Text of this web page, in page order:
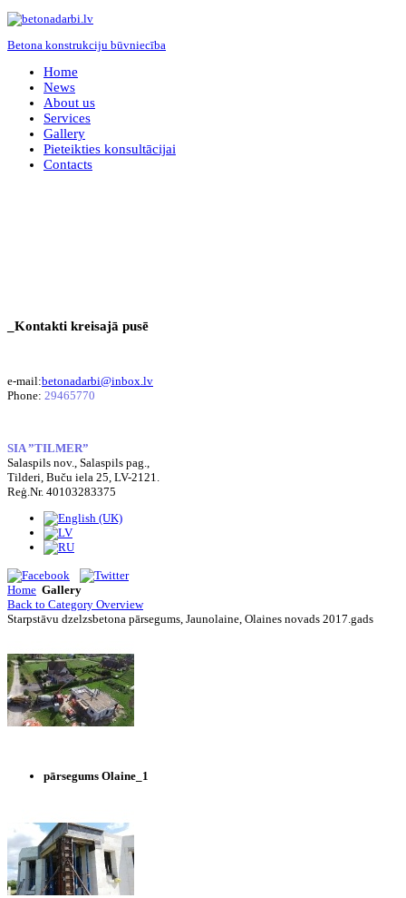
Betona konstrukciju būvniecība
Home
News
About us
Services
Gallery
Pieteikties konsultācijai
Contacts
_Kontakti kreisajā pusē
e-mail:betonadarbi@inbox.lv
Phone: 29465770
SIA ”TILMER”
Salaspils nov., Salaspils pag.,
Tilderi, Buču iela 25, LV-2121.
Reģ.Nr. 40103283375
Home Gallery
Back to Category Overview
Starpstāvu dzelzsbetona pārsegums, Jaunolaine, Olaines novads 2017.gads
pārsegums Olaine_1